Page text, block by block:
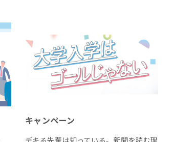
キャンペーン
デキる先輩は知っている。新聞を読む理